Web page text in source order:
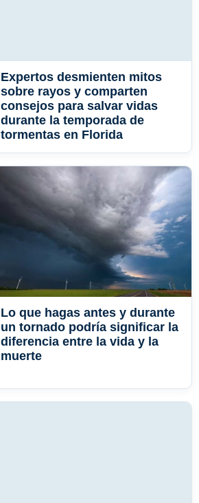
Expertos desmienten mitos
sobre rayos y comparten
consejos para salvar vidas
durante la temporada de
tormentas en Florida
Lo que hagas antes y durante
un tornado podría significar la
diferencia entre la vida y la
muerte